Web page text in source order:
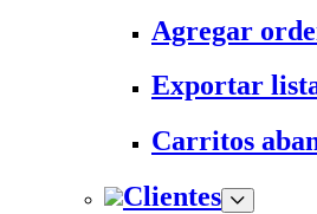
Agregar
Exportar
Carritos
Clientes